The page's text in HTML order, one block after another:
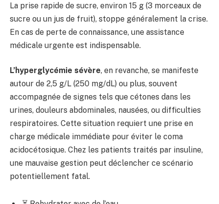
La prise rapide de sucre, environ 15 g (3 morceaux de
sucre ou un jus de fruit), stoppe généralement la crise.
En cas de perte de connaissance, une assistance
médicale urgente est indispensable.
L’hyperglycémie sévère, en revanche, se manifeste
autour de 2,5 g/L (250 mg/dL) ou plus, souvent
accompagnée de signes tels que cétones dans les
urines, douleurs abdominales, nausées, ou difficulties
respiratoires. Cette situation requiert une prise en
charge médicale immédiate pour éviter le coma
acidocétosique. Chez les patients traités par insuline,
une mauvaise gestion peut déclencher ce scénario
potentiellement fatal.